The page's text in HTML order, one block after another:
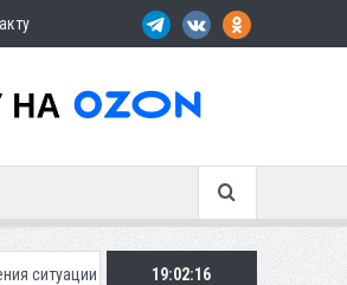
Махачкалинское «Динамо»
19:02:17